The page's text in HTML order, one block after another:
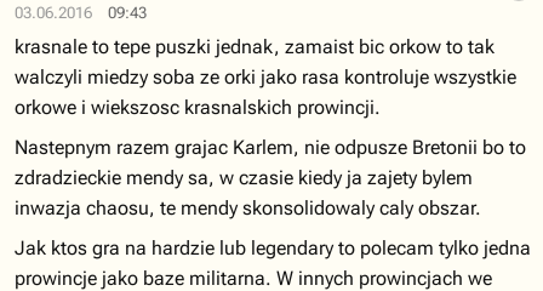
03.06.2016 09:43
krasnale to tepe puszki jednak, zamaist bic orkow to tak
walczyli miedzy soba ze orki jako rasa kontroluje wszystkie
orkowe i wiekszosc krasnalskich prowincji.
Nastepnym razem grajac Karlem, nie odpusze Bretonii bo to
zdradzieckie mendy sa, w czasie kiedy ja zajety bylem
inwazja chaosu, te mendy skonsolidowaly caly obszar.
Jak ktos gra na hardzie lub legendary to polecam tylko jedna
prowincje jako baze militarna. W innych prowincjach we